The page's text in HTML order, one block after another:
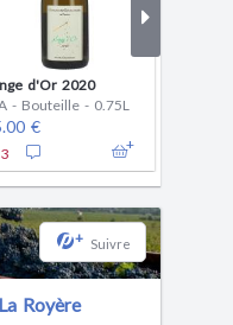
d'Or 2020
- Bouteille - 0.75L
€
3
+ Suivre
Royère